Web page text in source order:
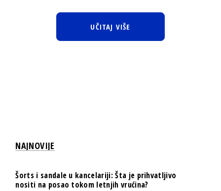
UČITAJ VIŠE
NAJNOVIJE
Šorts i sandale u kancelariji: Šta je prihvatljivo
nositi na posao tokom letnjih vrućina?